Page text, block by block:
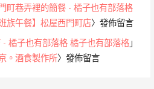
町巷弄裡的簡餐 - 橘子也有部落格
班族午餐】松屋西門町店〉發佈留言
- 橘子也有部落格 橘子也有部落格 」
。酒食製作所〉發佈留言